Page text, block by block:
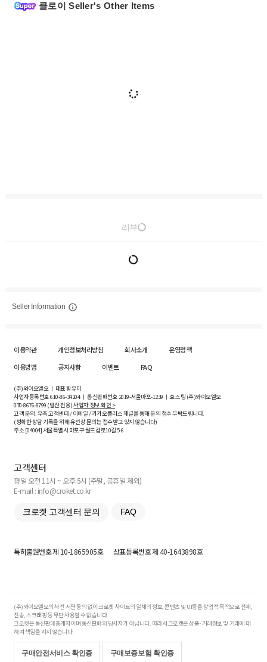
클로이 Seller's Other Items
리뷰
Seller Information
이용약관 개인정보처리방침 회사소개
운영정책
이용방법
공지사항 이벤트 FAQ
(주)와이오엘오 ㅣ 대표 황유미
사업자등록번호610-86-34204ㅣ 통신판매번호 2019-서울마포-1239 ㅣ 호스팅 (주)와이오엘오
070-8676-8799 (발신 전용)사업자 정보 확인 >
고객 문의: 우측 고객센터 / 이메일 / 카카오플러스 채널을 통해 문의 접수 부탁드립니다.
(정확한 상담 기록을 위해 유선상 문의는 접수받고 있지 않습니다)
주소 [04004] 서울특별시 마포구 월드컵로10길5-6
고객센터
평일 오전 11시 ~ 오후 5시 (주말, 공휴일 제외)
E-mail : info@croket.co.kr
크로켓 고객센터 문의 FAQ
특허출원번호제 10-1865905호 상표등록번호제 40-1643898호
(주)와이오엘오의 사전 서면 동의 없이 크로켓 사이트의 일체의 정보, 콘텐츠 및 UI등을 상업적 목적으로 전재,
전송, 스크래핑 등 무단 사용할 수 없습니다.
크로켓은 통신판매중개자이며 통신판매의 당사자가 아닙니다. 따라서 크로켓은 상품·거래정보 및 거래에 대
하여 책임을 지지 않습니다.
구매안전서비스 확인증 구매보증보험 확인증